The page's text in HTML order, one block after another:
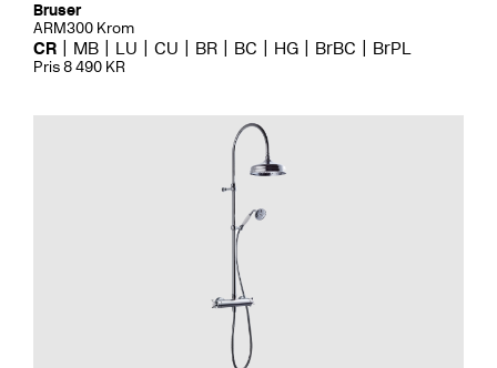
Bruser
ARM300 Krom
CR MB LU CU BR BC HG BrBC BrPL
Pris 8 490 KR